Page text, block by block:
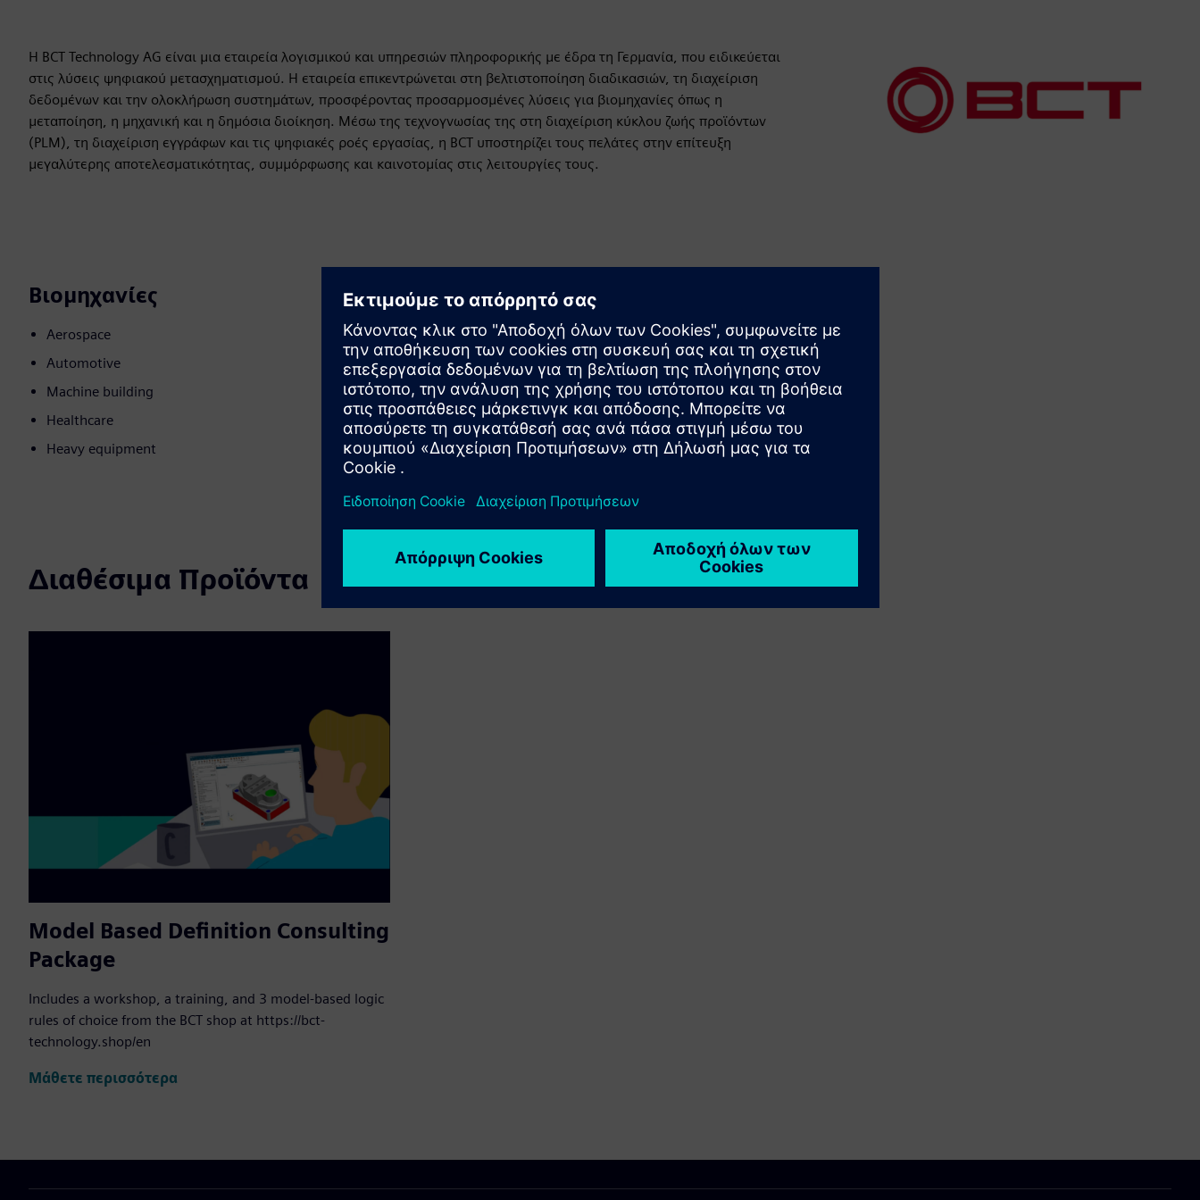
Η BCT Technology AG είναι μια εταιρεία λογισμικού και υπηρεσιών πληροφορικής με έδρα τη Γερμανία, που ειδικεύεται
στις λύσεις ψηφιακού μετασχηματισμού. Η εταιρεία επικεντρώνεται στη βελτιστοποίηση διαδικασιών, τη διαχείριση
δεδομένων και την ολοκλήρωση συστημάτων, προσφέροντας προσαρμοσμένες λύσεις για βιομηχανίες όπως η
μεταποίηση, η μηχανική και η δημόσια διοίκηση. Μέσω της τεχνογνωσίας της στη διαχείριση κύκλου ζωής προϊόντων
(PLM), τη διαχείριση εγγράφων και τις ψηφιακές ροές εργασίας, η BCT υποστηρίζει τους πελάτες στην επίτευξη
μεγαλύτερης αποτελεσματικότητας, συμμόρφωσης και καινοτομίας στις λειτουργίες τους.
Βιομηχανίες
Aerospace
Automotive
Machine building
Healthcare
Heavy equipment
Κίνηση
Service
Παρέχει μια υπηρεσία για ένα προϊόν/λύση Siemens
Xcelerator που βοηθά τον πελάτη να το υλοποιήσει, να το
ενσωματώσει, να το λειτουργήσει ή να το συντηρήσει
Διαθέσιμα Προϊόντα
Model Based Definition Consulting
Package
Includes a workshop, a training, and 3 model-based logic
rules of choice from the BCT shop at https://bct-
technology.shop/en
Μάθετε περισσότερα